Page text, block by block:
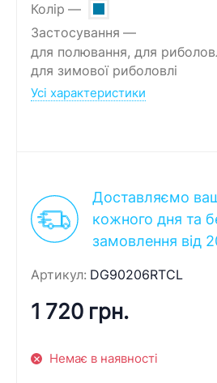
Колір
Застосування
для полювання, для
для зимової риболовлі
Усі характеристики
Доставляємо
кожного дня та
замовлення від
Артикул: DG90206RTCL
1 720 грн.
Немає в наявності